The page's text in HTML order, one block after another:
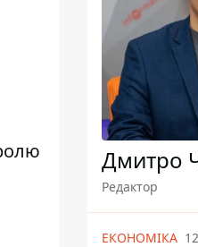
Дмитро
Редактор
ЕКОНОМІКА